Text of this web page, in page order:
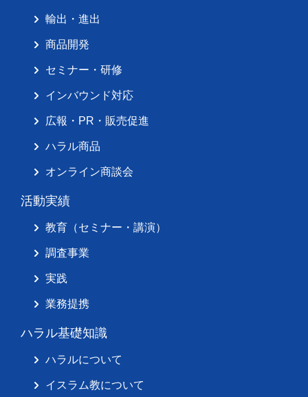
輸出・進出
商品開発
セミナー・研修
インバウンド対応
広報・PR・販売促進
ハラル商品
オンライン商談会
活動実績
教育（セミナー・講演）
調査事業
実践
業務提携
ハラル基礎知識
ハラルについて
イスラム教について